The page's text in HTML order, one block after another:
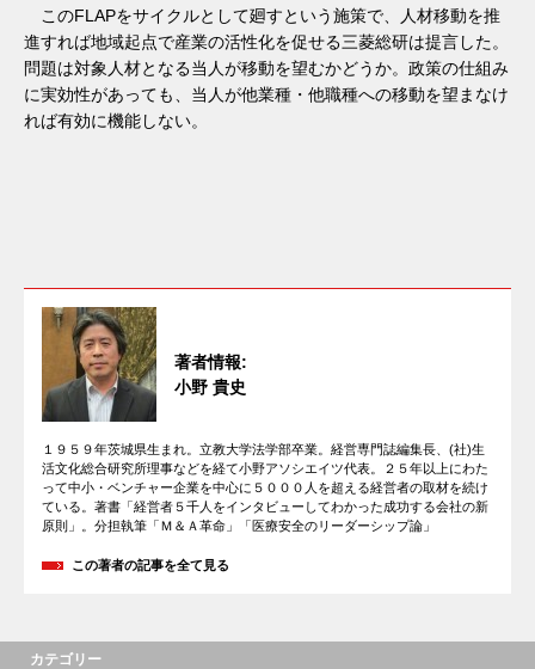
このFLAPをサイクルとして廻すという施策で、人材移動を推
進すれば地域起点で産業の活性化を促せる三菱総研は提言した。
問題は対象人材となる当人が移動を望むかどうか。政策の仕組み
に実効性があっても、当人が他業種・他職種への移動を望まなけ
れば有効に機能しない。
著者情報:
小野 貴史
１９５９年茨城県生まれ。立教大学法学部卒業。経営専門誌編集長、(社)生
活文化総合研究所理事などを経て小野アソシエイツ代表。２５年以上にわた
って中小・ベンチャー企業を中心に５０００人を超える経営者の取材を続け
ている。著書「経営者５千人をインタビューしてわかった成功する会社の新
原則」。分担執筆「Ｍ＆Ａ革命」「医療安全のリーダーシップ論」
この著者の記事を全て見る
カテゴリー